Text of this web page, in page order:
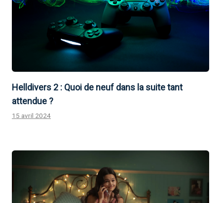
Helldivers 2 : Quoi de neuf dans la suite tant
attendue ?
15 avril 2024